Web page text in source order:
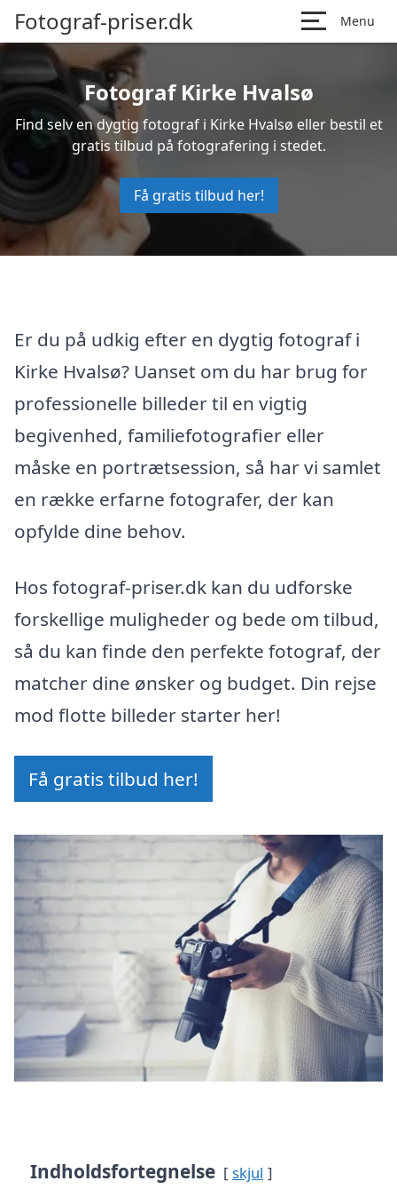
Fotograf-priser.dk Menu
Fotograf Kirke Hvalsø
Find selv en dygtig fotograf i Kirke Hvalsø eller bestil et
gratis tilbud på fotografering i stedet.
Få gratis tilbud her!
Er du på udkig efter en dygtig fotograf i
Kirke Hvalsø? Uanset om du har brug for
professionelle billeder til en vigtig
begivenhed, familiefotografier eller
måske en portrætsession, så har vi samlet
en række erfarne fotografer, der kan
opfylde dine behov.
Hos fotograf-priser.dk kan du udforske
forskellige muligheder og bede om tilbud,
så du kan finde den perfekte fotograf, der
matcher dine ønsker og budget. Din rejse
mod flotte billeder starter her!
Få gratis tilbud her!
Indholdsfortegnelse skjul